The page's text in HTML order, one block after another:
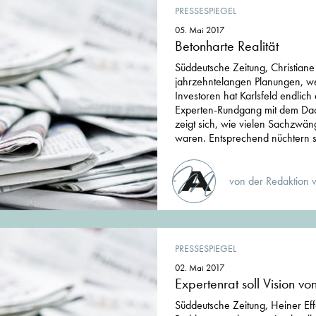
PRESSESPIEGEL
05. Mai 2017
Betonharte Realität
Süddeutsche Zeitung,
jahrzehntelangen Planungen,
Investoren hat Karlsfeld
Experten-Rundgang mit dem
zeigt sich, wie vielen
waren. Entsprechend nüchtern
von der Redaktion
PRESSESPIEGEL
02. Mai 2017
Expertenrat soll Vision
Süddeutsche Zeitung, Heiner